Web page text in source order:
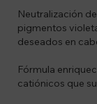
Neutralización
pigmentos
deseados en
Fórmula
catiónicos que